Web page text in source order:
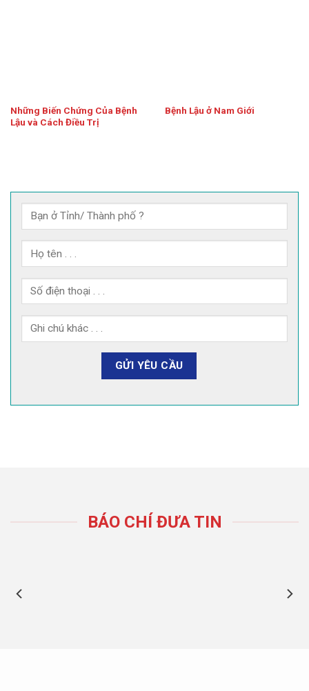
Những Biến Chứng Của Bệnh
Lậu và Cách Điều Trị
Bệnh Lậu ở Nam Giới
BÁO CHÍ ĐƯA TIN